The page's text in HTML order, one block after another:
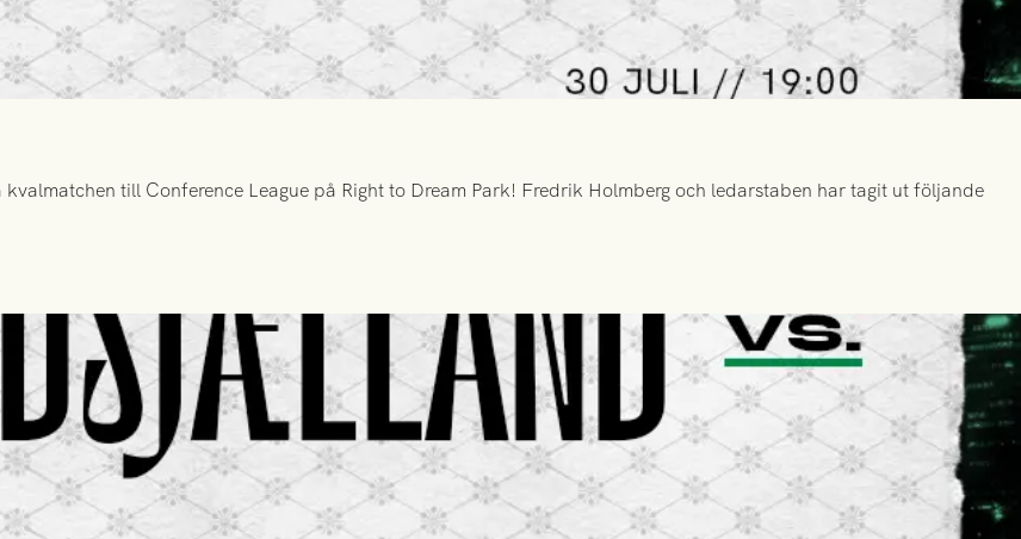
till Conference League på Right to Dream Park! Fredrik Holmberg och ledarstaben har tagit ut följande